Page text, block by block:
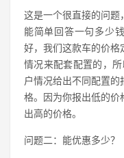
这是一个很直接的问题
能简单回答一句多少
好，我们这款车的价格
情况来配套配置的，
户情况给出不同配置
格。因为你报出低的价
出高的价格。
问题二：能优惠多少？